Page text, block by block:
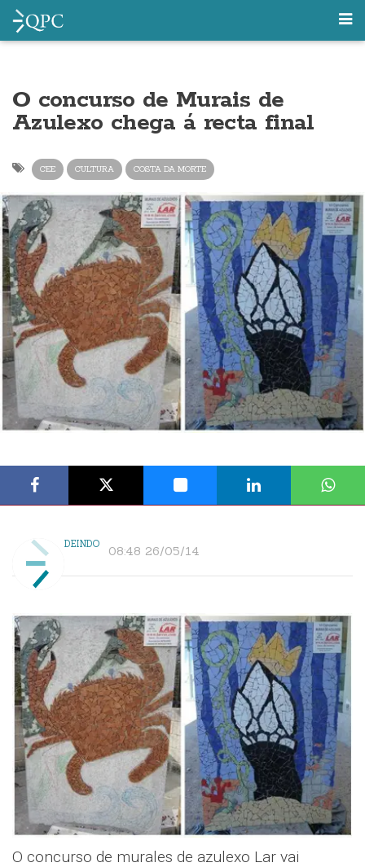
O concurso de Murais de
Azulexo chega á recta final
CEE CULTURA COSTA DA MORTE
DEINDO 08:48 26/05/14
O concurso de murales de azulexo Lar vai